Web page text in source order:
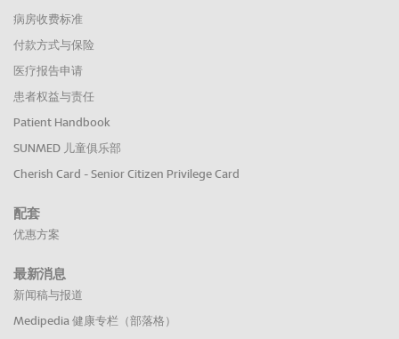
病房收费标准
付款方式与保险
医疗报告申请
患者权益与责任
Patient Handbook
SUNMED 儿童俱乐部
Cherish Card - Senior Citizen Privilege Card
配套
优惠方案
最新消息
新闻稿与报道
Medipedia 健康专栏（部落格）